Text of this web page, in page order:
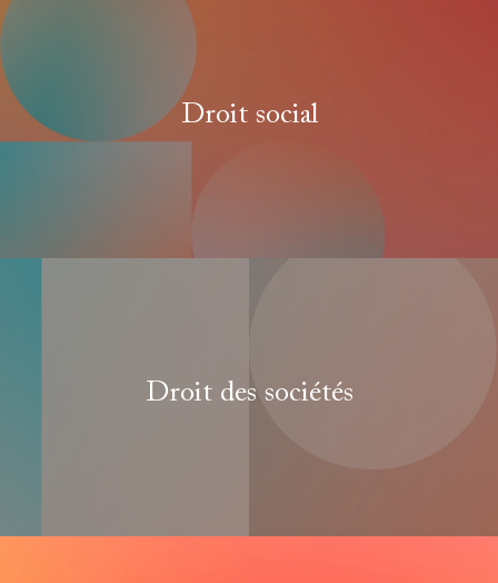
Droit social
Droit des sociétés